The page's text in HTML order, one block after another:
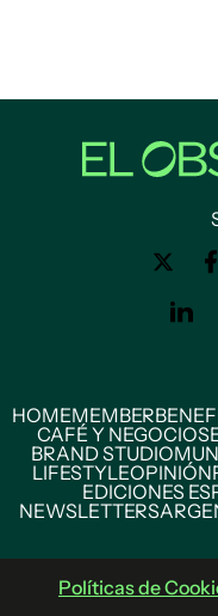
HOMEMEMBER
CAFÉ Y NEGOCIOS
BRAND STUDIO
LIFESTYLEOPINIÓN
EDICIONES
NEWSLETTERS
Políticas de